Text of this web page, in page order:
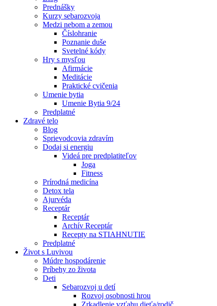
Prednášky
Kurzy sebarozvoja
Medzi nebom a zemou
Číslohranie
Poznanie duše
Svetelné kódy
Hry s mysľou
Afirmácie
Meditácie
Praktické cvičenia
Umenie bytia
Umenie Bytia 9/24
Predplatné
Zdravé telo
Blog
Sprievodcovia zdravím
Dodaj si energiu
Videá pre predplatiteľov
Joga
Fitness
Prírodná medicína
Detox tela
Ajurvéda
Receptár
Receptár
Archív Receptár
Recepty na STIAHNUTIE
Predplatné
Život s Luvivou
Múdre hospodárenie
Príbehy zo života
Deti
Sebarozvoj u detí
Rozvoj osobnosti hrou
Zrkadlenie vzťahu dieťa/rodič